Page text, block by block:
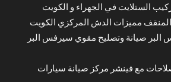
الستلايت في الجهراء و الكويت
مميزات الدش المركزي الكويت
صيانة وتصليح مقوي سيرفس البر
مع فينشر مركز صيانة سيارات